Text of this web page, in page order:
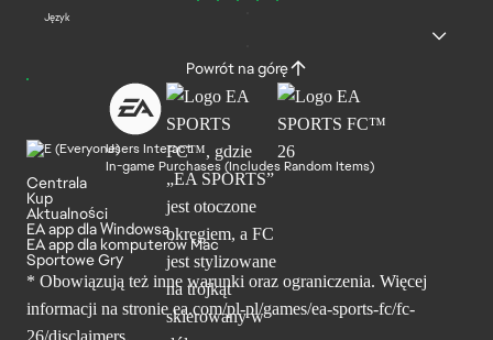
Język
Powrót na górę
Users Interact
In-game Purchases (Includes Random Items)
Centrala
Kup
Aktualności
EA app dla Windowsa
EA app dla komputerów Mac
Sportowe Gry
* Obowiązują też inne warunki oraz ograniczenia. Więcej
informacji na stronie ea.com/pl-pl/games/ea-sports-fc/fc-
26/disclaimers.